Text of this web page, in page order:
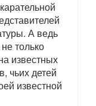
А ведь
только
известных
чьих детей
известной